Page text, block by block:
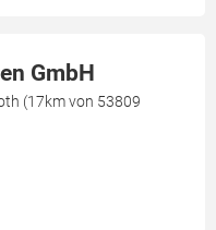
GmbH
(17km von 53809